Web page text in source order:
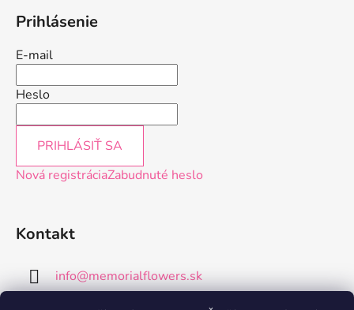
Prihlásenie
E-mail
Heslo
PRIHLÁSIŤ SA
Nová registráciaZabudnuté heslo
Kontakt
info@memorialflowers.sk